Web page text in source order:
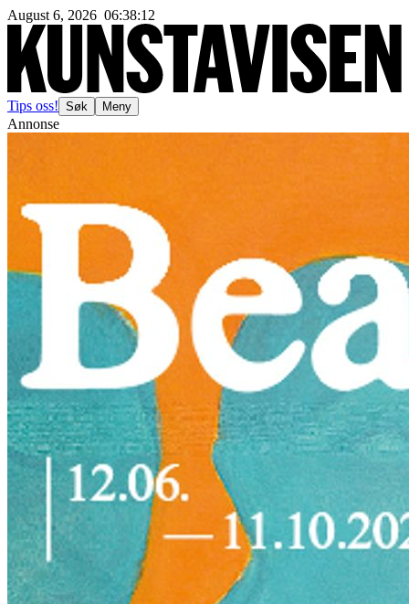
August 6, 2026 06:38:15
Tips oss! Søk Meny
Annonse